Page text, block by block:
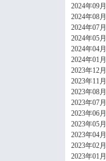
2024年09月
2024年08月
2024年07月
2024年05月
2024年04月
2024年01月
2023年12月
2023年11月
2023年08月
2023年07月
2023年06月
2023年05月
2023年04月
2023年02月
2023年01月